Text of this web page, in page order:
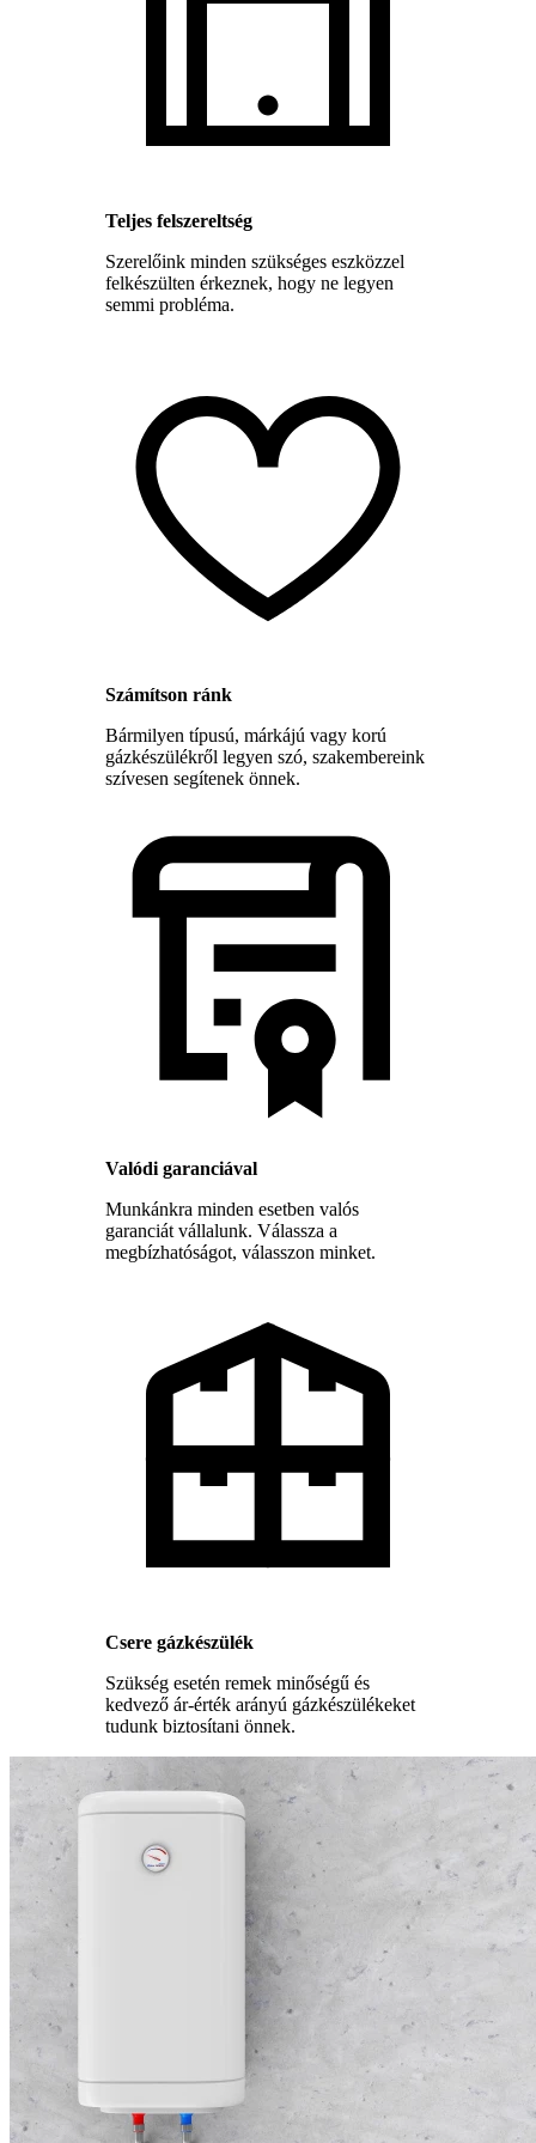
Teljes felszereltség
Szerelőink minden szükséges eszközzel
felkészülten érkeznek, hogy ne legyen
semmi probléma.
Számítson ránk
Bármilyen típusú, márkájú vagy korú
gázkészülékről legyen szó, szakembereink
szívesen segítenek önnek.
Valódi garanciával
Munkánkra minden esetben valós
garanciát vállalunk. Válassza a
megbízhatóságot, válasszon minket.
Csere gázkészülék
Szükség esetén remek minőségű és
kedvező ár-érték arányú gázkészülékeket
tudunk biztosítani önnek.